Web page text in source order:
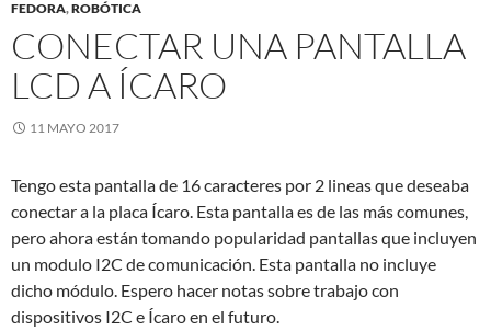
FEDORA,ROBÓTICA
CONECTAR UNA PANTALLA
LCD A ÍCARO
11 MAYO 2017
Tengo esta pantalla de 16 caracteres por 2 lineas que deseaba
conectar a la placa Ícaro. Esta pantalla es de las más comunes,
pero ahora están tomando popularidad pantallas que incluyen
un modulo I2C de comunicación. Esta pantalla no incluye
dicho módulo. Espero hacer notas sobre trabajo con
dispositivos I2C e Ícaro en el futuro.